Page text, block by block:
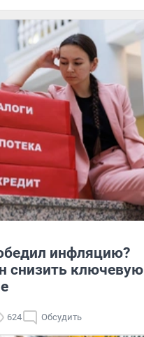
инфляцию?
снизить ключевую
624 Обсудить